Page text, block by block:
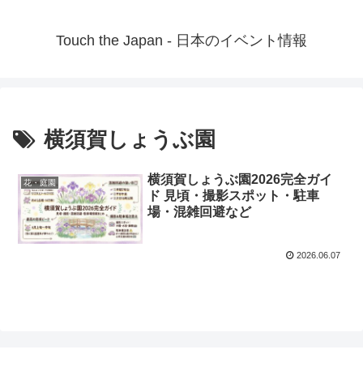
Touch the Japan - 日本のイベント情報
横須賀しょうぶ園
花・庭園
横須賀しょうぶ園2026完全ガイ
ド 見頃・撮影スポット・駐車
場・混雑回避など
2026.06.07